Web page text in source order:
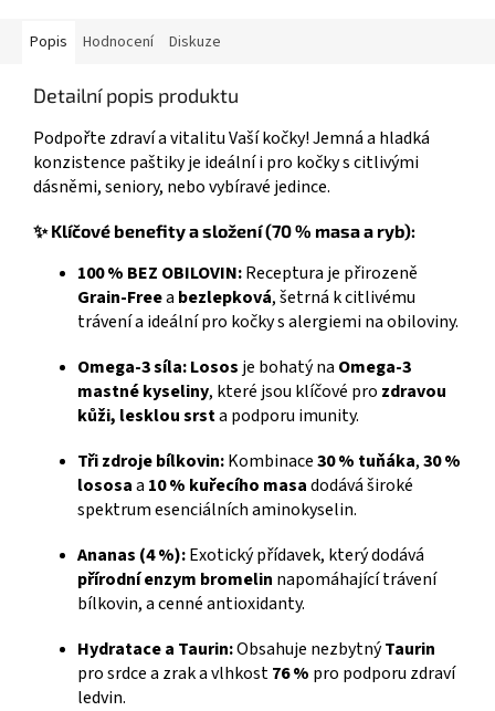
Popis Hodnocení Diskuze
Detailní popis produktu
Podpořte zdraví a vitalitu Vaší kočky! Jemná a hladká
konzistence paštiky je ideální i pro kočky s citlivými
dásněmi, seniory, nebo vybíravé jedince.
✨ Klíčové benefity a složení (70 % masa a ryb):
100 % BEZ OBILOVIN:Receptura je přirozeně
Grain-Freea bezlepková, šetrná k citlivému
trávení a ideální pro kočky s alergiemi na obiloviny.
Omega-3 síla:Losos je bohatý na Omega-3
mastné kyseliny, které jsou klíčové pro zdravou
kůži, lesklou srsta podporu imunity.
Tři zdroje bílkovin:Kombinace30 % tuňáka,30 %
lososaa 10 % kuřecího masadodává široké
spektrum esenciálních aminokyselin.
Ananas (4 %):Exotický přídavek, který dodává
přírodní enzym bromelin napomáhající trávení
bílkovin, a cenné antioxidanty.
Hydratace a Taurin:Obsahuje nezbytnýTaurin
pro srdce a zrak a vlhkost76 % pro podporu zdraví
ledvin.